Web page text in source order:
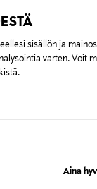
sisällön ja
varten. Voit
Aina